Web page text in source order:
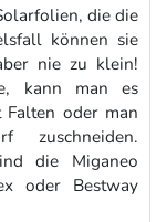
die die
können sie
nie zu klein!
kann man es
oder man
die Miganeo
oder Bestway